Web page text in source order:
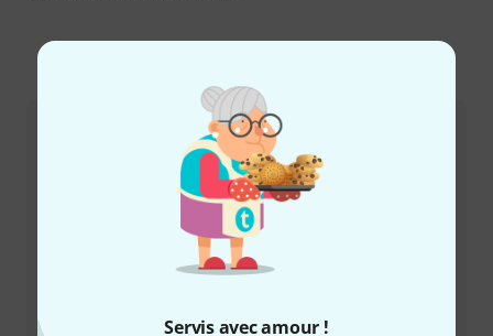
Servis avec amour !
Comment nous contacter
Service Client France